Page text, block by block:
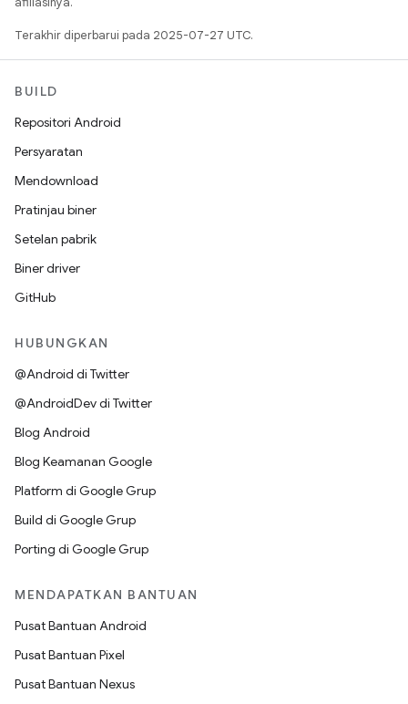
Terakhir diperbarui pada 2025-07-27 UTC.
BUILD
Repositori Android
Persyaratan
Mendownload
Pratinjau biner
Setelan pabrik
Biner driver
GitHub
HUBUNGKAN
@Android di Twitter
@AndroidDev di Twitter
Blog Android
Blog Keamanan Google
Platform di Google Grup
Build di Google Grup
Porting di Google Grup
MENDAPATKAN BANTUAN
Pusat Bantuan Android
Pusat Bantuan Pixel
Pusat Bantuan Nexus